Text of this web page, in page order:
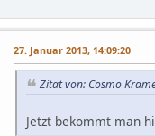
27. Januar 2013, 14:09:20
Zitat von: Cosmo
Jetzt bekommt man